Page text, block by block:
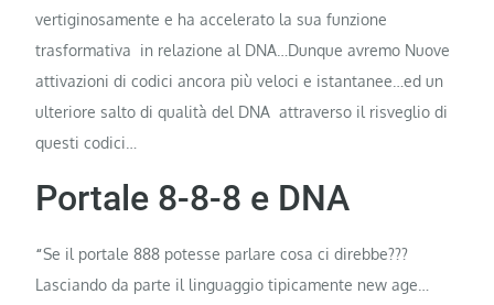
vertiginosamente e ha accelerato la sua funzione
trasformativa in relazione al DNA…Dunque avremo Nuove
attivazioni di codici ancora più veloci e istantanee…ed un
ulteriore salto di qualità del DNA attraverso il risveglio di
questi codici…
Portale 8-8-8 e DNA
“Se il portale 888 potesse parlare cosa ci direbbe???
Lasciando da parte il linguaggio tipicamente new age…